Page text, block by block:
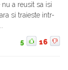
a reusit sa isi
si traieste intr-
5 16